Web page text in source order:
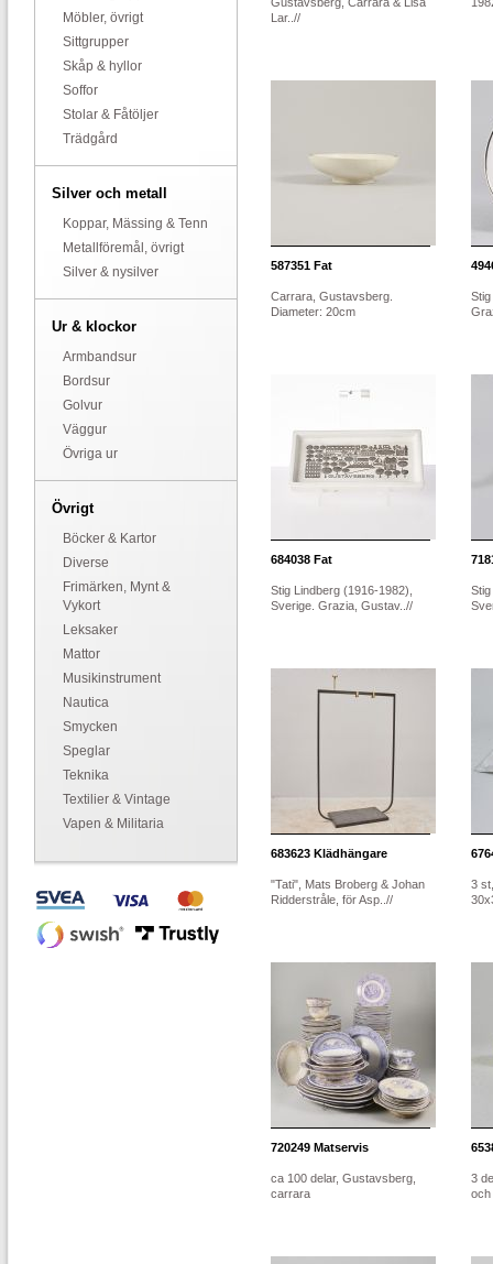
Möbler, övrigt
Sittgrupper
Skåp & hyllor
Soffor
Stolar & Fåtöljer
Trädgård
Silver och metall
Koppar, Mässing & Tenn
Metallföremål, övrigt
Silver & nysilver
Ur & klockor
Armbandsur
Bordsur
Golvur
Väggur
Övriga ur
Övrigt
Böcker & Kartor
Diverse
Frimärken, Mynt &
Vykort
Leksaker
Mattor
Musikinstrument
Nautica
Smycken
Speglar
Teknika
Textilier & Vintage
Vapen & Militaria
Lar..//
587351 Fat
Carrara, Gustavsberg.
Diameter: 20cm
684038 Fat
Stig Lindberg (1916-1982),
Sverige. Grazia, Gustav..//
683623 Klädhängare
"Tati", Mats Broberg & Johan
Ridderstråle, för Asp..//
3
720249 Matservis
ca 100 delar, Gustavsberg,
carrara
3
och